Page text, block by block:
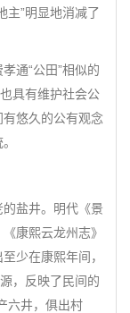
主”明显地消减了
通“公田”相似的
具有维护社会公
悠久的公有观念
盐井。明代《景
康熙云龙州志》
少在康熙年间，
，反映了民间的
六井，俱出村